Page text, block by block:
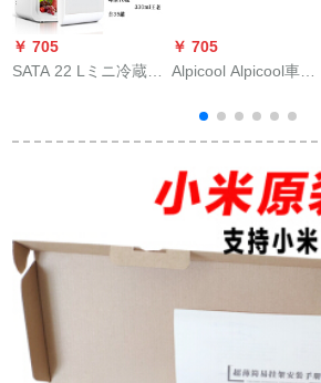
￥ 705
SATA 22 Lミニ冷蔵庫
家庭用22 Lパンハウ
￥ 705
Alpicool Alpicool車載
を兼用しています。
リチウイオン電池を
兼用しています。冷
蔵室のミニ冷蔵库15
Lの纯车用＋圧缩机で
冷冻します。